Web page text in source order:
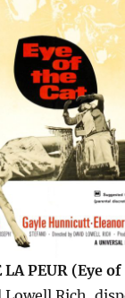
LA PEUR (Eye